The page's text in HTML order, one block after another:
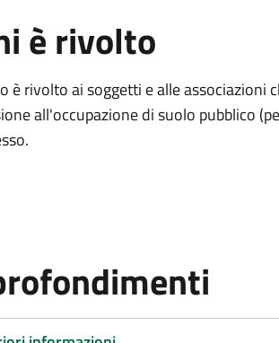
è rivolto
è rivolto ai soggetti e alle
all'occupazione di suolo pubblico